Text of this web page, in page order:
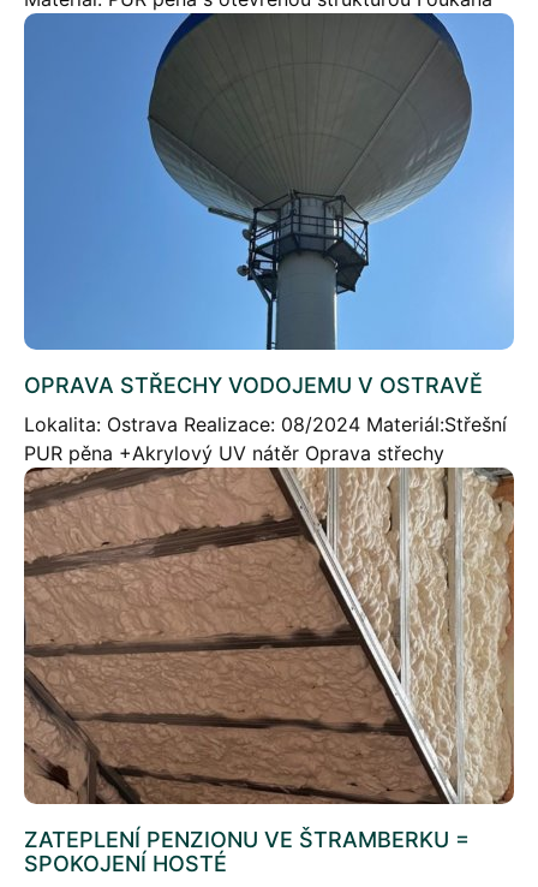
izolace v průmyslovém areálu Stručný popis
projektu: Foukaná izolace PUR pěnou v průmyslovém
areálu ve Frýdlantu nad […]
OPRAVA STŘECHY VODOJEMU V OSTRAVĚ
Lokalita: Ostrava Realizace: 08/2024 Materiál:Střešní
PUR pěna +Akrylový UV nátěr Oprava střechy
vodojemu v Ostravě Stručný popis projektu V rámci
této realizace jsme provedli opravu střechy
vodojemu v Ostravě pomocí […]
ZATEPLENÍ PENZIONU VE ŠTRAMBERKU =
SPOKOJENÍ HOSTÉ